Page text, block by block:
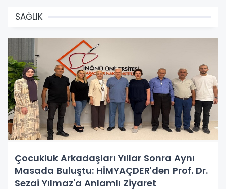
SAĞLIK
Çocukluk Arkadaşları Yıllar Sonra Aynı
Masada Buluştu: HİMYAÇDER'den Prof. Dr.
Sezai Yılmaz'a Anlamlı Ziyaret